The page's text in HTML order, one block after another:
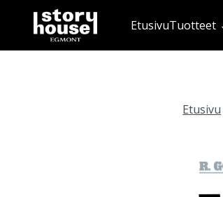
EtusivuTuotteet
Etusivu